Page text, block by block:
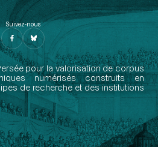
Suivez-nous
pour la valorisation de corpus
numérisés construits en
de recherche et des institutions